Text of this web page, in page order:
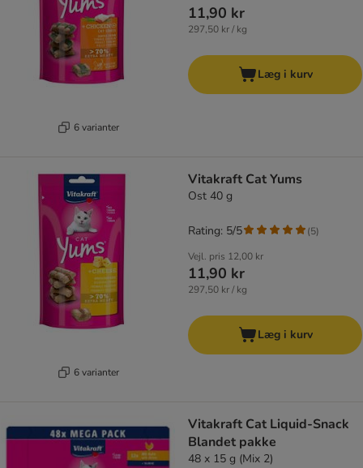
6 varianter
11,90 kr
297,50 kr / kg
Læg i kurv
6 varianter
Vitakraft Cat Yums
Ost 40 g
Vejl. pris 12,00 kr
11,90 kr
297,50 kr / kg
Rating: 5/5 (5)
Læg i kurv
Vitakraft Cat Liquid-Snack
Blandet pakke
48 x 15 g (Mix 2)